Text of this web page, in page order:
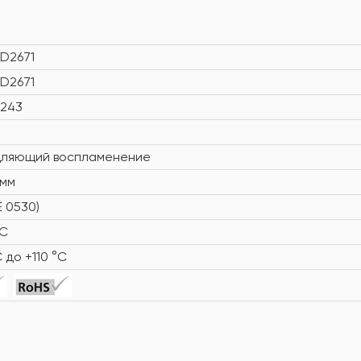
воспламенение
0530)
до +110 °C